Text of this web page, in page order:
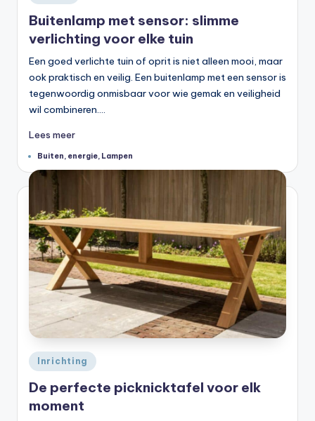
in
Buitenlamp met sensor: slimme
verlichting voor elke tuin
Een goed verlichte tuin of oprit is niet alleen mooi, maar
ook praktisch en veilig. Een buitenlamp met een sensor is
tegenwoordig onmisbaar voor wie gemak en veiligheid
wil combineren.…
Lees meer
Tags:Buiten energie Lampen
Geplaatst
in
Inrichting
De perfecte picknicktafel voor elk
moment